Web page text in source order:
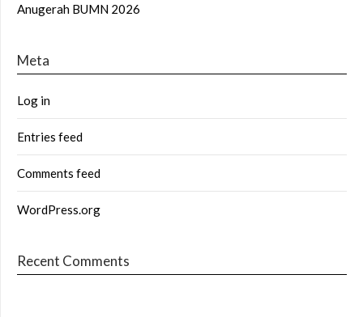
Anugerah BUMN 2026
Meta
Log in
Entries feed
Comments feed
WordPress.org
Recent Comments